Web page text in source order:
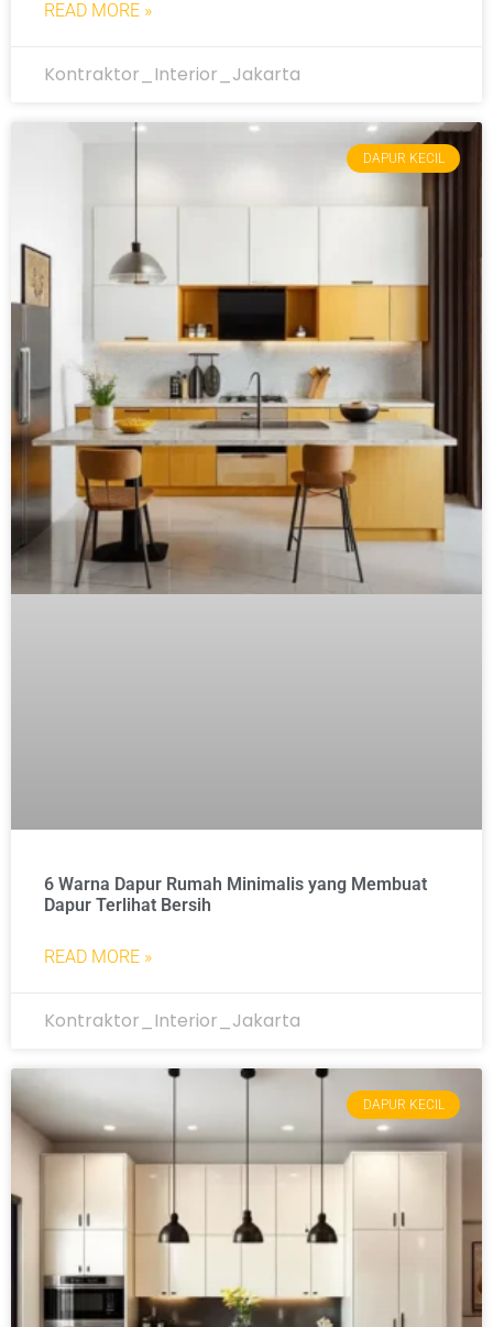
READ MORE »
Kontraktor_Interior_Jakarta
DAPUR KECIL
6 Warna Dapur Rumah Minimalis yang Membuat
Dapur Terlihat Bersih
READ MORE »
Kontraktor_Interior_Jakarta
DAPUR KECIL